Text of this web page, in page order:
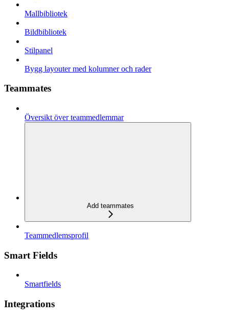
Mallbibliotek
Bildbibliotek
Stilpanel
Bygg layouter med kolumner och rader
Teammates
Översikt över teammedlemmar
Add teammates
Teammedlemsprofil
Smart Fields
Smartfields
Integrations